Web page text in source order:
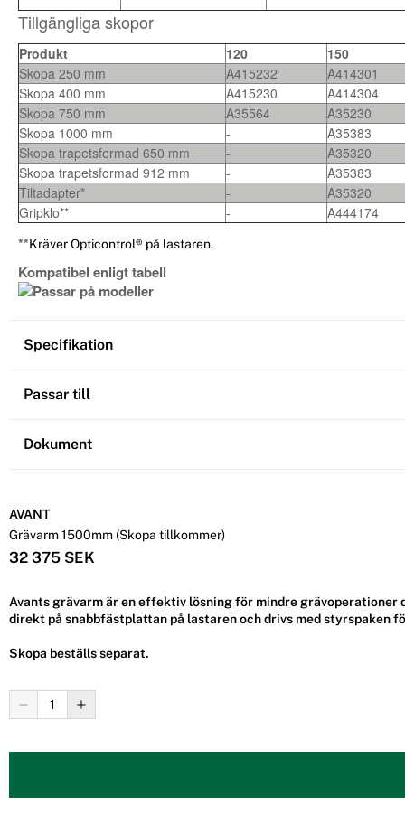
Tillgängliga skopor
Produkt 120
150
Skopa 250 mm
A415232
A414301
Skopa 400 mm
A415230
A414304
Skopa 750 mm
A35564
A35230
Skopa 1000 mm
-
A35383
Skopa trapetsformad 650 mm
-
A35320
Skopa trapetsformad 912 mm
-
A35383
Tiltadapter*
-
A35320
Gripklo**
- A444174
**Kräver Opticontrol® på lastaren.
Kompatibel enligt tabell
Specifikation
Passar till
Dokument
AVANT
Grävarm 1500mm (Skopa tillkommer)
32 375 SEK
Avants grävarm är en effektiv lösning för mindre
direkt på snabbfästplattan på lastaren och drivs med styrspaken
Skopa beställs separat.